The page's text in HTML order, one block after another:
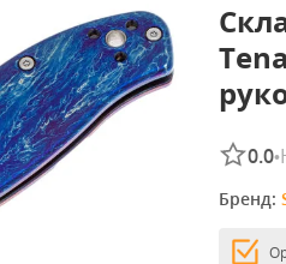
0.0•
Бренд: